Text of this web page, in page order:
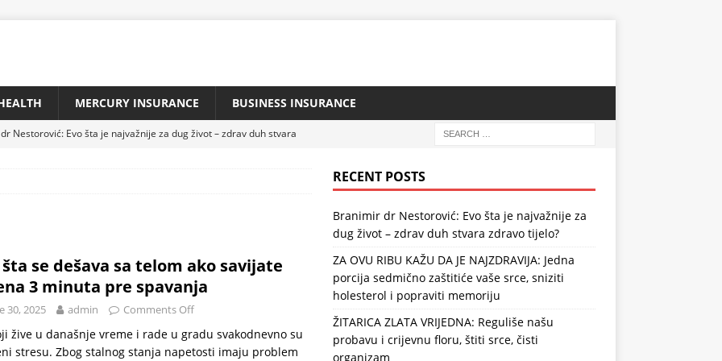
MERCURY INSURANCE BUSINESS INSURANCE
Nestorović: Evo šta je najvažnije za dug život – zdrav duh stvara
popraviti memoriju
riba na svijetu: Može usporiti starenje, a usto štiti srce i
savjetuje: „Da biste imali pritisak 120/80, pijte na prazan
šta se dešava sa telom ako savijate
3 minuta pre spavanja
30, 2025 admin Comments Off
žive u današnje vreme i rade u gradu svakodnevno su
stresu. Zbog stalnog stanja napetosti imaju problem
RECENT POSTS
Branimir dr Nestorović: Evo šta je najvažnije za
dug život – zdrav duh stvara zdravo tijelo?
ZA OVU RIBU KAŽU DA JE NAJZDRAVIJA: Jedna
porcija sedmično zaštitiće vaše srce, sniziti
holesterol i popraviti memoriju
ŽITARICA ZLATA VRIJEDNA: Reguliše našu
probavu i crijevnu floru, štiti srce, čisti
organizam